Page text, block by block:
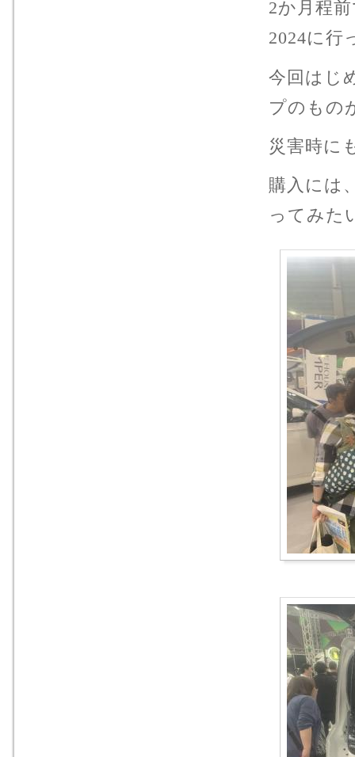
2か月程
2024に行
今回はじ
プのもの
災害時に
購入には
ってみた